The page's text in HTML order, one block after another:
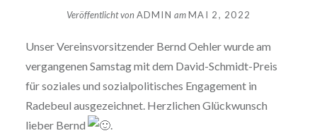
Veröffentlicht vonADMIN amMAI 2, 2022
Unser Vereinsvorsitzender Bernd Oehler wurde am
vergangenen Samstag mit dem David-Schmidt-Preis
für soziales und sozialpolitisches Engagement in
Radebeul ausgezeichnet. Herzlichen Glückwunsch
lieber Bernd
.